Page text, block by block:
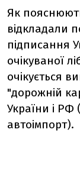
Як
відкладали
підписання
очікуваної
очікується
"дорожній
України і РФ
автоімпорт).